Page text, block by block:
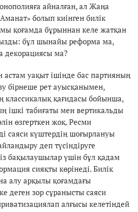
айналған, ал Жаңа
болып киінген билік
қоғамда бұрыннан келе жатқан
бұл шынайы реформа ма,
декорациясы ма?
уақыт ішінде бас партияның
бірнеше рет ауысқанымен,
классикалық қағидасы бойынша,
ішкі табиғаты мен вертикальды
өзгерткен жоқ. Ресми
саяси күштердің шоғырлануы
деп түсіндіруге
бақылаушылар үшін бұл қадам
сияқты көрінеді. Билік
алу арқылы қоғамдағы
деген зор сұранысты саяси
алғысы келетіндей